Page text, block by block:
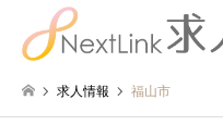
求人情報 福山市